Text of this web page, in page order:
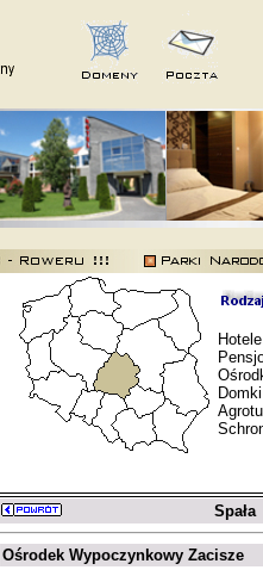
Hotele
Domki
Spała
Ośrodek Wypoczynkowy Zacisze